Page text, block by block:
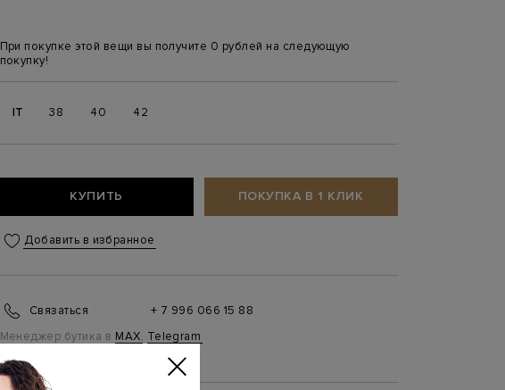
При покупке этой вещи вы получите 0 рублей на следующую
покупку!
IT 38 40 42
КУПИТЬ ПОКУПКА В 1 КЛИК
Добавить в избранное
Связаться
+ 7 996 066 15 88
Менеджер бутика в MAX, Telegram